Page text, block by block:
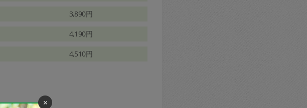
3,890円
4,190円
4,510円
×